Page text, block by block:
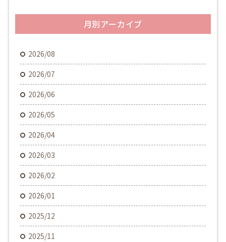
月別アーカイブ
2026/08
2026/07
2026/06
2026/05
2026/04
2026/03
2026/02
2026/01
2025/12
2025/11